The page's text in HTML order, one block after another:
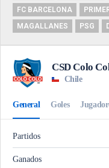
FC BARCELONA
MAGALLANES
PSG